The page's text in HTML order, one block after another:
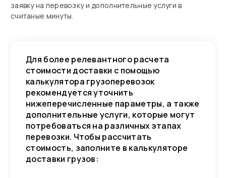
заявку на перевозку и дополнительные услуги в
считаные минуты.
Для более релевантного расчета
стоимости доставки с помощью
калькулятора грузоперевозок
рекомендуется уточнить
нижеперечисленные параметры, а также
дополнительные услуги, которые могут
потребоваться на различных этапах
перевозки. Чтобы рассчитать
стоимость, заполните в калькуляторе
доставки грузов: